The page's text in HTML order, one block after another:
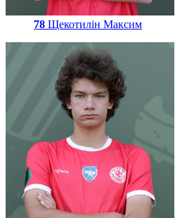
78 Щекотилін Максим